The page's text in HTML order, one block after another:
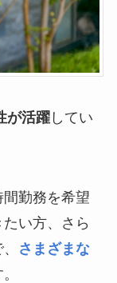
が活躍してい
勤務を希望
い方、さら
さまざまな